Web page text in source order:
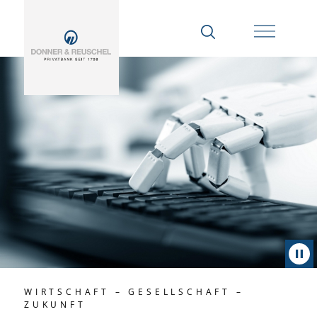
WIRTSCHAFT – GESELLSCHAFT –
ZUKUNFT